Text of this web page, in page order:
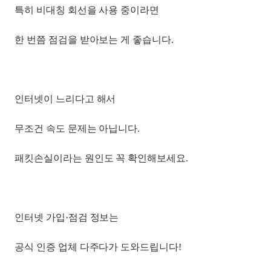
특히 비대칭 회선을 사용 중이라면
한 번쯤 점검을 받아보는 게 좋습니다.
인터넷이 느리다고 해서
무조건 속도 문제는 아닙니다.
패킷손실이라는 원인도 꼭 확인해보세요.
인터넷 가입·점검 정보는
공식 인증 업체 다주다가 도와드립니다!